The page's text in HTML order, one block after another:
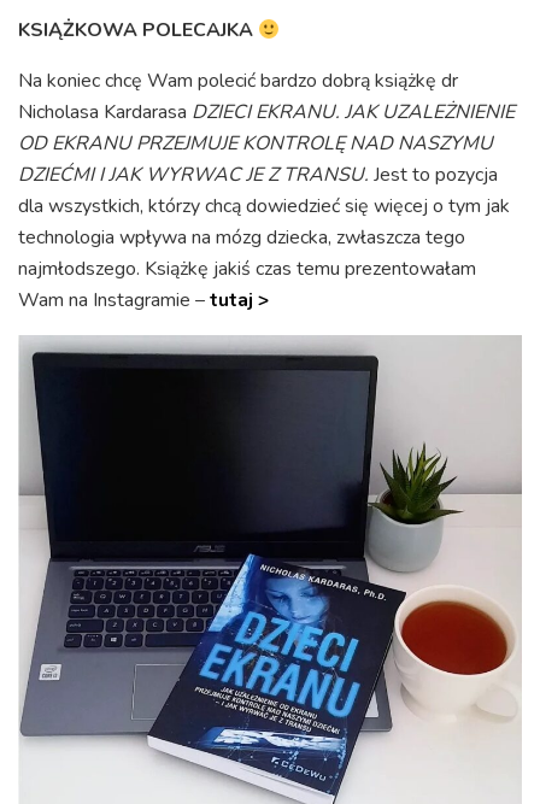
KSIĄŻKOWA POLECAJKA
Na koniec chcę Wam polecić bardzo dobrą książkę dr
Nicholasa Kardarasa DZIECI EKRANU. JAK UZALEŻNIENIE
OD EKRANU PRZEJMUJE KONTROLĘ NAD NASZYMU
DZIEĆMI I JAK WYRWAC JE Z TRANSU. Jest to pozycja
dla wszystkich, którzy chcą dowiedzieć się więcej o tym jak
technologia wpływa na mózg dziecka, zwłaszcza tego
najmłodszego. Książkę jakiś czas temu prezentowałam
Wam na Instagramie –tutaj >